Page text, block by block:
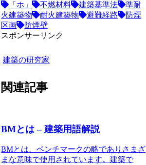
「ホ」
不燃材料 建築基準法
準耐
火建築物
耐火建築物 避難経路
防煙
区画
防煙壁
スポンサーリンク
建築の研究家
関連記事
BMとは – 建築用語解説
BMとは、ベンチマークの略でありさまざ
まな意味で使用されています。建築で